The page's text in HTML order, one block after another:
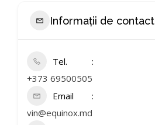
Informații de contact
Tel.
+373 69500505
Email
vin@equinox.md